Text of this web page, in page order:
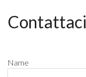
Contattaci
Name